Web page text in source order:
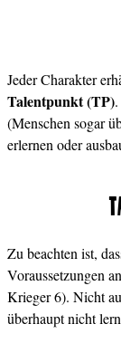
Jeder Charakter
Talentpunkt (TP)
(Menschen sogar
erlernen oder
Zu beachten ist,
Voraussetzungen
Krieger 6). Nicht
überhaupt nicht